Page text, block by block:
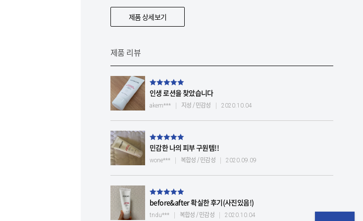
제품 상세보기
제품 리뷰
인생 로션을 찾았습니다
akem*** 지성 / 민감성 2020.10.04
민감한 나의 피부 구원템!!
wone*** 복합성 / 민감성 2020.09.09
before&after 확실한 후기(사진있음!)
tndu*** 복합성 / 민감성 2020.10.04